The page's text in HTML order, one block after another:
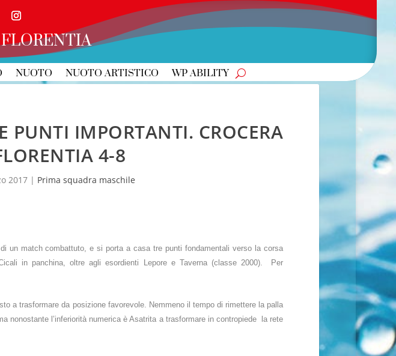
NUOTO NUOTO ARTISTICO WP ABILITY
PUNTI IMPORTANTI. CROCERA
4-8
2017| Prima squadra maschile
un match combattuto, e si porta a casa tre punti fondamentali verso la corsa
in panchina, oltre agli esordienti Lepore e Taverna (classe 2000). Per
a trasformare da posizione favorevole. Nemmeno il tempo di rimettere la palla
nonostante l’inferiorità numerica è Asatrita a trasformare in contropiede la rete